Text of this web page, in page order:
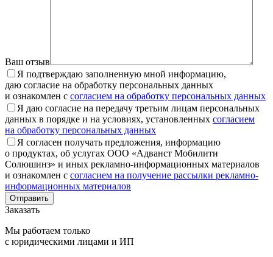
Ваш отзыв
Я подтверждаю заполненную мной информацию,
даю согласие на обработку персональных данных
и ознакомлен с согласием на обработку персональных данных
Я даю согласие на передачу третьим лицам персональных
данных в порядке и на условиях, установленных согласием
на обработку персональных данных
Я согласен получать предложения, информацию
о продуктах, об услугах ООО «Адванст Мобилити
Солюшинз» и иных рекламно-информационных материалов
и ознакомлен с согласием на получение рассылки рекламно-
информационных материалов
Отправить
Заказать
Мы работаем только
с юридическими лицами и ИП